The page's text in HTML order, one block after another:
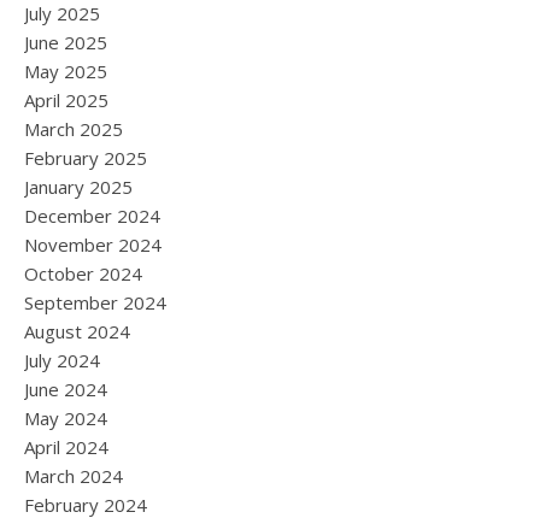
July 2025
June 2025
May 2025
April 2025
March 2025
February 2025
January 2025
December 2024
November 2024
October 2024
September 2024
August 2024
July 2024
June 2024
May 2024
April 2024
March 2024
February 2024